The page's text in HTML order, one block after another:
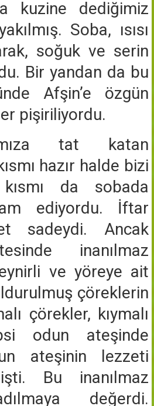
kuzine dediğimiz
Soba, ısısı
soğuk ve serin
Bir yandan da bu
Afşin’e özgün
pişiriliyordu.
tat katan
hazır halde bizi
da sobada
ediyordu. İftar
sadeydi. Ancak
inanılmaz
ve yöreye ait
çöreklerin
çörekler, kıymalı
odun ateşinde
ateşinin lezzeti
Bu inanılmaz
değerdi.